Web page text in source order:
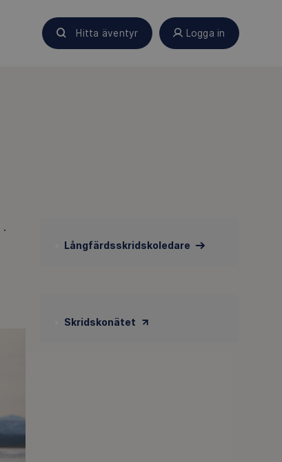
Hitta äventyr Logga in
.
Långfärdsskridskoledare
Skridskonätet